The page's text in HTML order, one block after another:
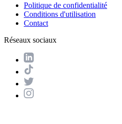
Politique de confidentialité
Conditions d'utilisation
Contact
Réseaux sociaux